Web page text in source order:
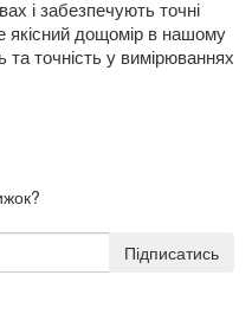
і забезпечують точні
якісний дощомір в нашому
та точність у вимірюваннях
Підписатись